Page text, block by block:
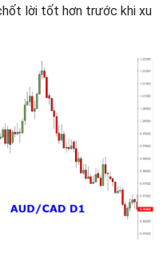
lời tốt hơn trước khi xu